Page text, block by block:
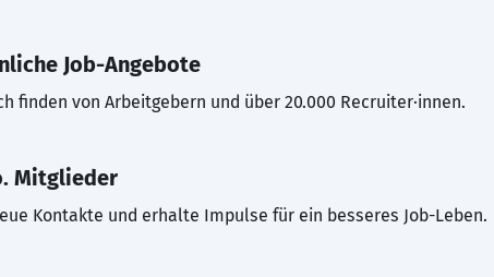
Job-Angebote
finden von Arbeitgebern und über 20.000 Recruiter·innen.
Mitglieder
Kontakte und erhalte Impulse für ein besseres Job-Leben.